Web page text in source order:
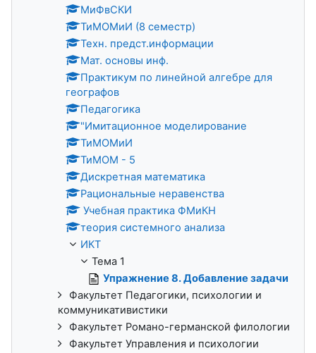
МиФвСКИ
ТиМОМиИ (8 семестр)
Техн. предст.информации
Мат. основы инф.
Практикум по линейной алгебре для
географов
Педагогика
"Имитационное моделирование
ТиМОМиИ
ТиМОМ - 5
Дискретная математика
Рациональные неравенства
Учебная практика ФМиКН
теория системного анализа
ИКТ
Тема 1
Упражнение 8. Добавление задачи
Факультет Педагогики, психологии и
коммуникативистики
Факультет Романо-германской филологии
Факультет Управления и психологии